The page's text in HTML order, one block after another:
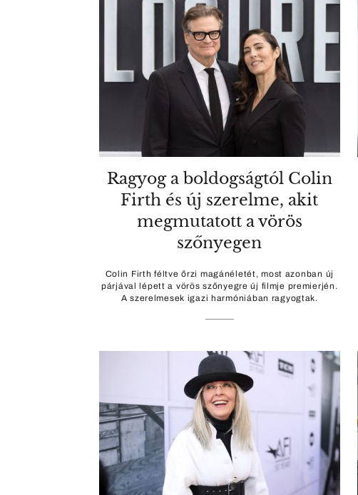
Ragyog a boldogságtól Colin
Firth és új szerelme, akit
megmutatott a vörös
szőnyegen
Colin Firth féltve őrzi magánéletét, most azonban új
párjával lépett a vörös szőnyegre új filmje premierjén.
A szerelmesek igazi harmóniában ragyogtak.